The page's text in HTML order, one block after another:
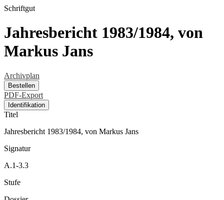
Schriftgut
Jahresbericht 1983/1984, von
Markus Jans
Archivplan
Bestellen
PDF-Export
Identifikation
Titel
Jahresbericht 1983/1984, von Markus Jans
Signatur
A.1-3.3
Stufe